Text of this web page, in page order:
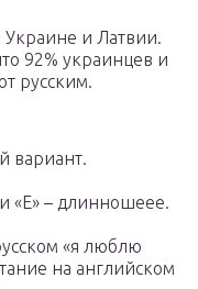
и Латвии.
92% украинцев и
русским.
вариант.
«Е» – длинношеее.
«я люблю
на английском